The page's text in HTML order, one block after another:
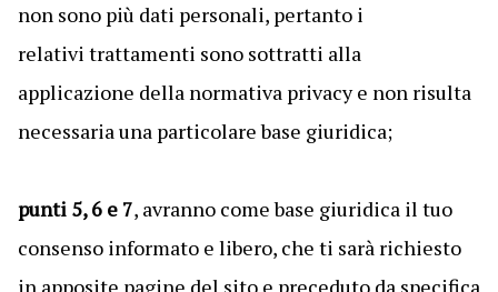
non sono più dati personali, pertanto i
relativi trattamenti sono sottratti alla
applicazione della normativa privacy e non risulta
necessaria una particolare base giuridica;
punti 5, 6 e 7, avranno come base giuridica il tuo
consenso informato e libero, che ti sarà richiesto
in apposite pagine del sito e preceduto da specifica